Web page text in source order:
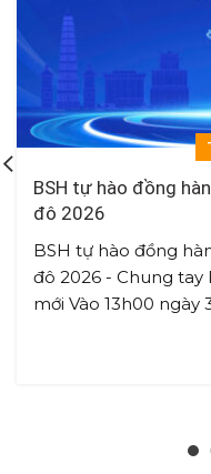
BSH tự hào đồng
đô 2026
BSH tự hào đồng
đô 2026 - Chung
mới Vào 13h00 ngày